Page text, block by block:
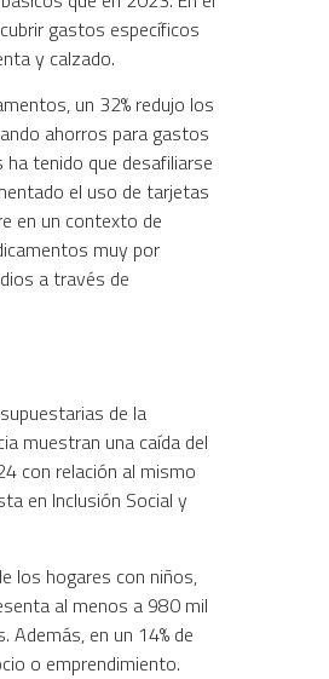
gastos específicos
y calzado.
un 32% redujo los
ahorros para gastos
tenido que desafiliarse
el uso de tarjetas
en un contexto de
muy por
a través de
de la
muestran una caída del
con relación al mismo
en Inclusión Social y
los hogares con niños,
al menos a 980 mil
en un 14% de
o emprendimiento.